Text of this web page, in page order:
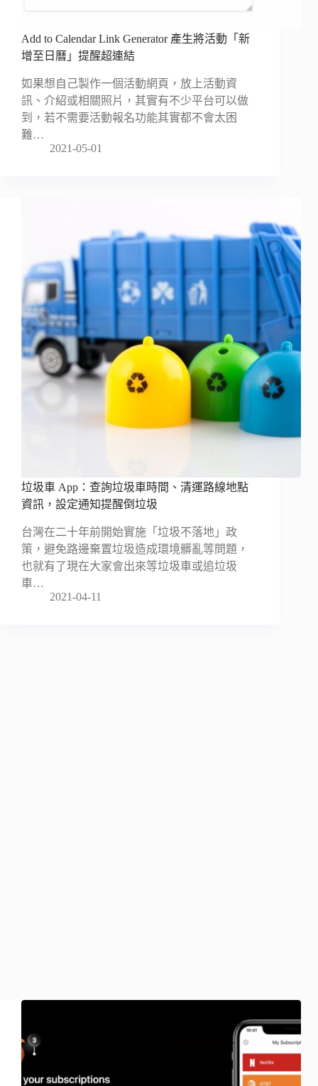
Add to Calendar Link Generator 產生將活動「新
增至日曆」提醒超連結
如果想自己製作一個活動網頁，放上活動資
訊、介紹或相關照片，其實有不少平台可以做
到，若不需要活動報名功能其實都不會太困
難…
2021-05-01
垃圾車 App：查詢垃圾車時間、清運路線地點
資訊，設定通知提醒倒垃圾
台灣在二十年前開始實施「垃圾不落地」政
策，避免路邊棄置垃圾造成環境髒亂等問題，
也就有了現在大家會出來等垃圾車或追垃圾
車…
2021-04-11